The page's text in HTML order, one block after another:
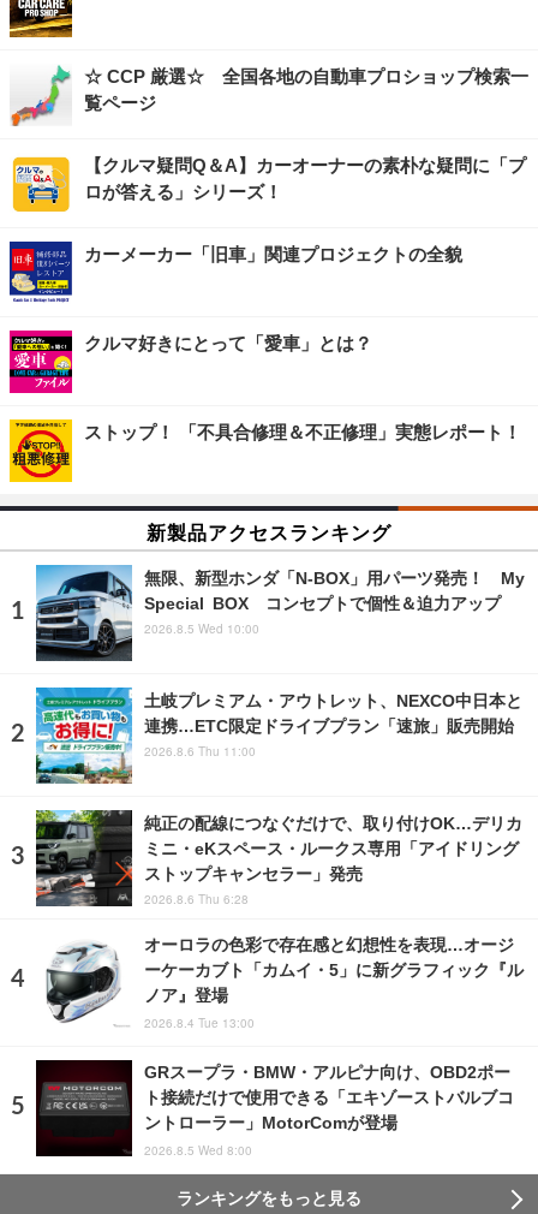
☆ CCP 厳選☆ 全国各地の自動車プロショップ検索一
覧ページ
【クルマ疑問Q＆A】カーオーナーの素朴な疑問に「プ
ロが答える」シリーズ！
カーメーカー「旧車」関連プロジェクトの全貌
クルマ好きにとって「愛車」とは？
ストップ！ 「不具合修理＆不正修理」実態レポート！
新製品アクセスランキング
無限、新型ホンダ「N-BOX」用パーツ発売！ My
Special BOX コンセプトで個性＆迫力アップ
2026.8.5 Wed 10:00
土岐プレミアム・アウトレット、NEXCO中日本と
連携…ETC限定ドライブプラン「速旅」販売開始
2026.8.6 Thu 11:00
純正の配線につなぐだけで、取り付けOK…デリカ
ミニ・eKスペース・ルークス専用「アイドリング
ストップキャンセラー」発売
2026.8.6 Thu 6:28
オーロラの色彩で存在感と幻想性を表現…オージ
ーケーカブト「カムイ・5」に新グラフィック『ル
ノア』登場
2026.8.4 Tue 13:00
GRスープラ・BMW・アルピナ向け、OBD2ポー
ト接続だけで使用できる「エキゾーストバルブコ
ントローラー」MotorComが登場
2026.8.5 Wed 8:00
ランキングをもっと見る